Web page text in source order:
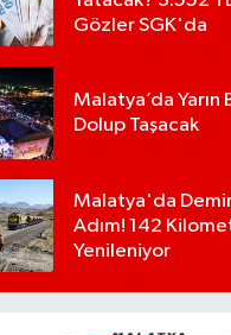
Gözler SGK'da
Malatya’da Yarın
Dolup Taşacak
Malatya'da
Adım! 142
Yenileniyor